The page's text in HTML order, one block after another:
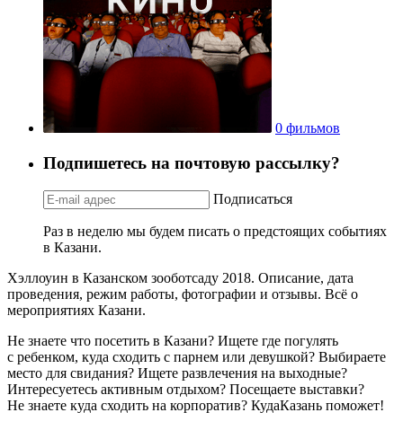
0 фильмов
Подпишетесь на почтовую рассылку?
Подписаться
Раз в неделю мы будем писать о предстоящих событиях
в Казани.
Хэллоуин в Казанском зооботсаду 2018. Описание, дата
проведения, режим работы, фотографии и отзывы. Всё о
мероприятиях Казани.
Не знаете что посетить в Казани? Ищете где погулять
с ребенком, куда сходить с парнем или девушкой? Выбираете
место для свидания? Ищете развлечения на выходные?
Интересуетесь активным отдыхом? Посещаете выставки?
Не знаете куда сходить на корпоратив? КудаКазань поможет!